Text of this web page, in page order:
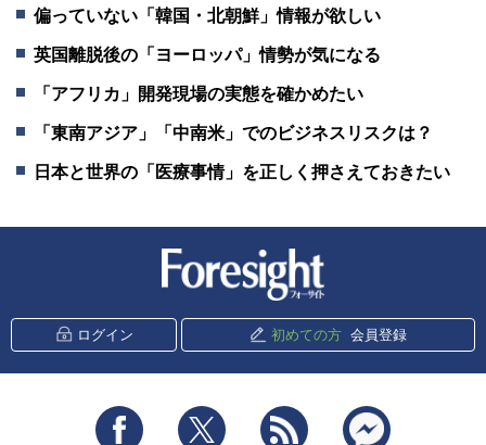
偏っていない「韓国・北朝鮮」情報が欲しい
英国離脱後の「ヨーロッパ」情勢が気になる
「アフリカ」開発現場の実態を確かめたい
「東南アジア」「中南米」でのビジネスリスクは？
日本と世界の「医療事情」を正しく押さえておきたい
ログイン 初めての方 会員登録
Facebook Twitter RSS